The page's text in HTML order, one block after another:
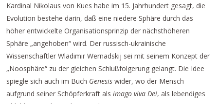
Kardinal Nikolaus von Kues habe im 15. Jahrhundert gesagt, die
Evolution bestehe darin, daß eine niedere Sphäre durch das
höher entwickelte Organisationsprinzip der nächsthöheren
Sphäre „angehoben“ wird. Der russisch-ukrainische
Wissenschaftler Wladimir Wernadskij sei mit seinem Konzept der
„Noosphäre“ zu der gleichen Schlußfolgerung gelangt. Die Idee
spiegle sich auch im Buch Genesis wider, wo der Mensch
aufgrund seiner Schöpferkraft alsimago viva Dei, als lebendiges